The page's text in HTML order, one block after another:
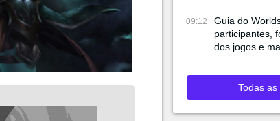
09:12
Guia do
participantes,
dos jogos e
Todas